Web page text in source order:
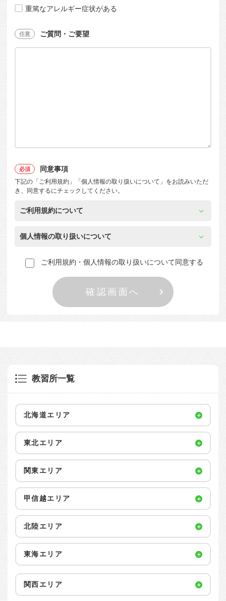
重篤なアレルギー症状がある
ご質問・ご要望
同意事項
下記の「ご利用規約」「個人情報の取り扱いについて」をお読みいただ
き、同意するにチェックしてください。
ご利用規約について
個人情報の取り扱いについて
ご利用規約・個人情報の取り扱いについて同意する
教習所一覧
北海道エリア
東北エリア
関東エリア
甲信越エリア
北陸エリア
東海エリア
関西エリア